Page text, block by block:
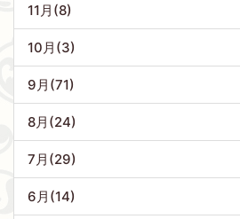
11月(8)
10月(3)
9月(71)
8月(24)
7月(29)
6月(14)